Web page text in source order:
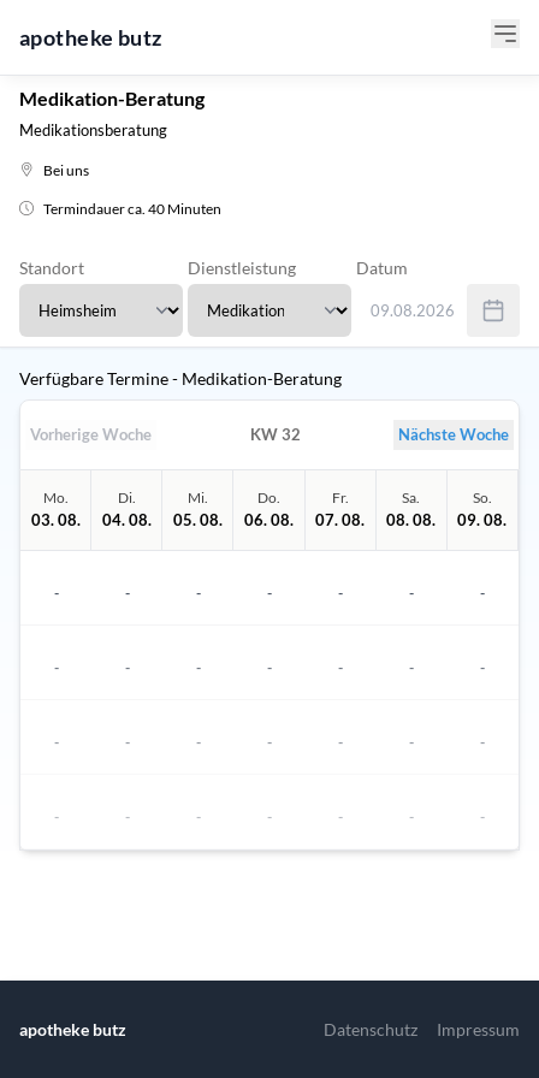
apotheke butz
Medikation-Beratung
Medikationsberatung
Bei uns
Termindauer ca. 40 Minuten
Standort Dienstleistung Datum
Verwenden Sie Tab
09.08.2026
Verfügbare Termine - Medikation-Beratung
Vorherige Woche KW 32 Nächste Woche
Mo.
03. 08.
Di.
04. 08.
Mi.
05. 08.
Do.
06. 08.
Fr.
07. 08.
Sa.
08. 08.
So.
09. 08.
- - - - - - -
- - - - - - -
- - - - - - -
- - - - - - -
apotheke butz Datenschutz Impressum